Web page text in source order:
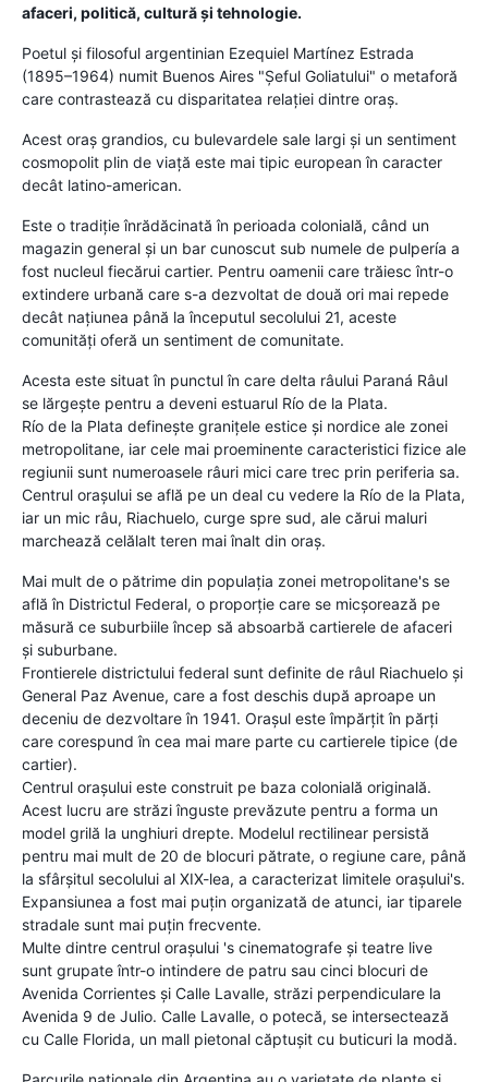
afaceri, politică, cultură și tehnologie.
Poetul și filosoful argentinian Ezequiel Martínez Estrada
(1895–1964) numit Buenos Aires "Șeful Goliatului" o metaforă
care contrastează cu disparitatea relației dintre oraș.
Acest oraș grandios, cu bulevardele sale largi și un sentiment
cosmopolit plin de viață este mai tipic european în caracter
decât latino-american.
Este o tradiție înrădăcinată în perioada colonială, când un
magazin general și un bar cunoscut sub numele de pulpería a
fost nucleul fiecărui cartier. Pentru oamenii care trăiesc într-o
extindere urbană care s-a dezvoltat de două ori mai repede
decât națiunea până la începutul secolului 21, aceste
comunități oferă un sentiment de comunitate.
Acesta este situat în punctul în care delta râului Paraná Râul
se lărgește pentru a deveni estuarul Río de la Plata.
Río de la Plata definește granițele estice și nordice ale zonei
metropolitane, iar cele mai proeminente caracteristici fizice ale
regiunii sunt numeroasele râuri mici care trec prin periferia sa.
Centrul orașului se află pe un deal cu vedere la Río de la Plata,
iar un mic râu, Riachuelo, curge spre sud, ale cărui maluri
marchează celălalt teren mai înalt din oraș.
Mai mult de o pătrime din populația zonei metropolitane's se
află în Districtul Federal, o proporție care se micșorează pe
măsură ce suburbiile încep să absoarbă cartierele de afaceri
și suburbane.
Frontierele districtului federal sunt definite de râul Riachuelo și
General Paz Avenue, care a fost deschis după aproape un
deceniu de dezvoltare în 1941. Orașul este împărțit în părți
care corespund în cea mai mare parte cu cartierele tipice (de
cartier).
Centrul orașului este construit pe baza colonială originală.
Acest lucru are străzi înguste prevăzute pentru a forma un
model grilă la unghiuri drepte. Modelul rectilinear persistă
pentru mai mult de 20 de blocuri pătrate, o regiune care, până
la sfârșitul secolului al XIX-lea, a caracterizat limitele orașului's.
Expansiunea a fost mai puțin organizată de atunci, iar tiparele
stradale sunt mai puțin frecvente.
Multe dintre centrul orașului 's cinematografe și teatre live
sunt grupate într-o intindere de patru sau cinci blocuri de
Avenida Corrientes și Calle Lavalle, străzi perpendiculare la
Avenida 9 de Julio. Calle Lavalle, o potecă, se intersectează
cu Calle Florida, un mall pietonal căptușit cu buticuri la modă.